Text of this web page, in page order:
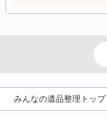
みんなの遺品整理トップ